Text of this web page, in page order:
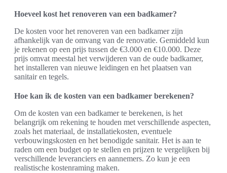
Hoeveel kost het renoveren van een badkamer?
De kosten voor het renoveren van een badkamer zijn
afhankelijk van de omvang van de renovatie. Gemiddeld kun
je rekenen op een prijs tussen de €3.000 en €10.000. Deze
prijs omvat meestal het verwijderen van de oude badkamer,
het installeren van nieuwe leidingen en het plaatsen van
sanitair en tegels.
Hoe kan ik de kosten van een badkamer berekenen?
Om de kosten van een badkamer te berekenen, is het
belangrijk om rekening te houden met verschillende aspecten,
zoals het materiaal, de installatiekosten, eventuele
verbouwingskosten en het benodigde sanitair. Het is aan te
raden om een budget op te stellen en prijzen te vergelijken bij
verschillende leveranciers en aannemers. Zo kun je een
realistische kostenraming maken.